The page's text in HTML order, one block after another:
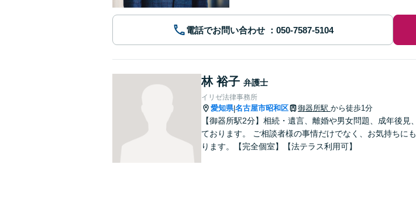
電話でお問い合わせ
林 裕子 弁護士
イリゼ法律事務所
愛知県|名古屋市昭和区 御器所駅 から徒歩1分
【御器所駅2分】相続・遺言、離婚や男女問題、成年後
ております。 ご相談者様の事情だけでなく、お気持ちに
ります。【完全個室】【法テラス利用可】